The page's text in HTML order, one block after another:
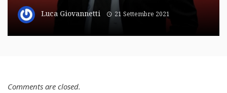
Luca Giovannetti 21 Settembre 2021
Comments are closed.